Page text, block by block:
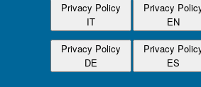
Privacy Policy
IT
Privacy
EN
Privacy Policy
DE
Privacy
ES